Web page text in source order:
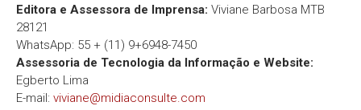
Editora e Assessora de Imprensa: Viviane Barbosa MTB
28121
WhatsApp: 55 + (11) 9+6948-7450
Assessoria de Tecnologia da Informação e Website:
Egberto Lima
E-mail: viviane@midiaconsulte.com